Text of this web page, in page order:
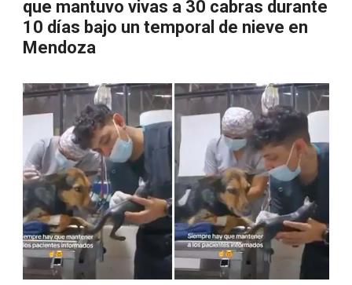
que mantuvo vivas a 30 cabras durante
10 días bajo un temporal de nieve en
Mendoza